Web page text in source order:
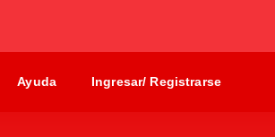
Ayuda Ingresar/ Registrarse